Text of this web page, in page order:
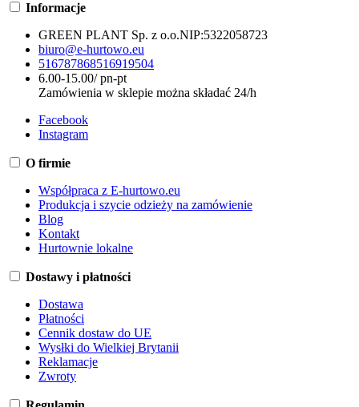
Informacje
GREEN PLANT Sp. z o.o.NIP:5322058723
biuro@e-hurtowo.eu
516787868516919504
6.00-15.00/ pn-pt
Zamówienia w sklepie można składać 24/h
Facebook
Instagram
O firmie
Współpraca z E-hurtowo.eu
Produkcja i szycie odzieży na zamówienie
Blog
Kontakt
Hurtownie lokalne
Dostawy i płatności
Dostawa
Płatności
Cennik dostaw do UE
Wysłki do Wielkiej Brytanii
Reklamacje
Zwroty